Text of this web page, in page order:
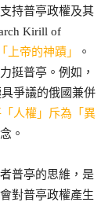
持普亭政權及其
Kirill of
上帝的神蹟」
。
挺普亭。例如，
爭議的俄國兼併
人權」斥為「異
。
普亭的思維，是
對普亭政權產生